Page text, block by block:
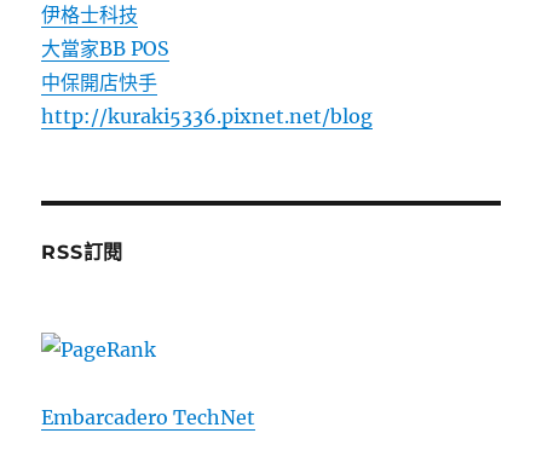
伊格士科技
大當家BB POS
中保開店快手
http://kuraki5336.pixnet.net/blog
RSS訂閱
Embarcadero TechNet